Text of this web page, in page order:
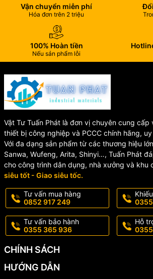
⭐ Độ kín nước cao
Gioăng EPDM chất lượng cao giúp tăng khả
rò rỉ nước trong quá trình vận hành.
Sản phẩm đáp ứng áp lực PN10 và PN16,
thống cấp thoát nước hiện nay.
⭐ Chống ăn mòn hiệu
Lớp sơn Epoxy màu xanh giúp chống oxy
gang trong môi trường ẩm ướt.
⭐ Dễ dàng lắp đặt
Thiết kế ngàm đồng giúp kết nối nhanh
uPVC mà không cần gia công phức tạp.
⭐ Tuổi thọ cao
Gang cầu GJS500-7 có độ bền cơ học tốt,
Vận chuyển miễn phí
Hóa đơn trên 2 triệu
100% Hoàn tiền
Nếu sản phẩm lỗi
Vật Tư Tuấn Phát là đơn vị chuyên cung
thiết bị công nghiệp và PCCC chính hãng,
Với đa dạng sản phẩm từ các thương hiệu
Sanwa, Wufeng, Arita, Shinyi…, Tuấn Phát
cho công trình dân dụng, nhà xưởng và khu
siêu tốt - Giao siêu tốc.
Tư vấn mua hàng
0852 917 249
Tư vấn bảo hành
0355 365 936
Hỗ
CHÍNH SÁCH
HƯỚNG DẪN